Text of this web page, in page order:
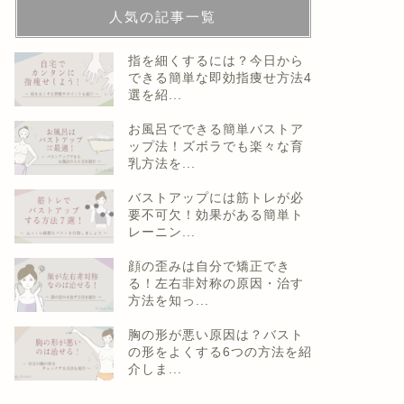
人気の記事一覧
指を細くするには？今日から
できる簡単な即効指痩せ方法4
選を紹...
お風呂でできる簡単バストア
ップ法！ズボラでも楽々な育
乳方法を...
バストアップには筋トレが必
要不可欠！効果がある簡単ト
レーニン...
顔の歪みは自分で矯正でき
る！左右非対称の原因・治す
方法を知っ...
胸の形が悪い原因は？バスト
の形をよくする6つの方法を紹
介しま...